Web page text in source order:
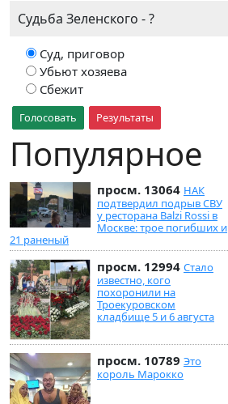
Судьба Зеленского - ?
Суд, приговор
Убьют хозяева
Сбежит
Голосовать Результаты
Популярное
просм. 13064 НАК
подтвердил подрыв СВУ
у ресторана Balzi Rossi в
Москве: трое погибших и
21 раненый
просм. 12994 Стало
известно, кого
похоронили на
Троекуровском
кладбище 5 и 6 августа
просм. 10789 Это
король Марокко